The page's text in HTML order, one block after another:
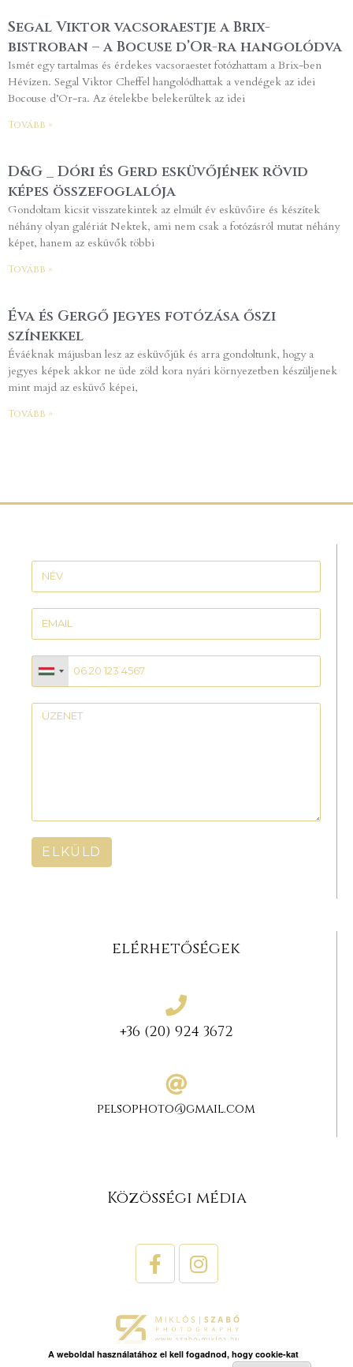
Segal Viktor vacsoraestje a Brix-
bistroban – a Bocuse d’Or-ra hangolódva
Ismét egy tartalmas és érdekes vacsoraestet fotózhattam a Brix-ben
Hévízen. Segal Viktor Cheffel hangolódhattak a vendégek az idei
Bocouse d’Or-ra. Az ételekbe belekerültek az idei
Tovább »
D&G _ Dóri és Gerd esküvőjének rövid
képes összefoglalója
Gondoltam kicsit visszatekintek az elmúlt év esküvőire és készítek
néhány olyan galériát Nektek, ami nem csak a fotózásról mutat néhány
képet, hanem az esküvők többi
Tovább »
Éva és Gergő jegyes fotózása őszi
színekkel
Éváéknak májusban lesz az esküvőjük és arra gondoltunk, hogy a
jegyes képek akkor ne üde zöld kora nyári környezetben készüljenek
mint majd az esküvő képei,
Tovább »
ELKÜLD
elérhetőségek
+36 (20) 924 3672
pelsophoto@gmail.com
Közösségi média
A weboldal használatához el kell fogadnod, hogy cookie-kat